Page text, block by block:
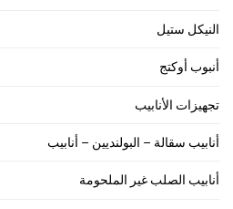
النيكل ستيل
أنبوب أوكتج
تجهيزات الأنابيب
أنابيب سقالة – البولنديين – أنابيب
أنابيب الصلب غير الملحومة